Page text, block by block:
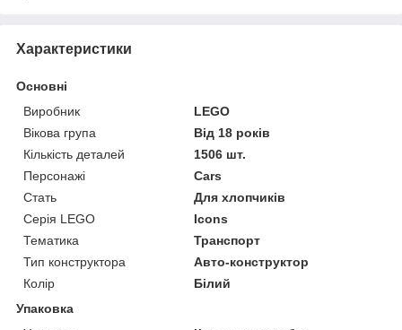
Характеристики
Основні
Виробник
LEGO
Вікова група
Від 18 років
Кількість деталей
1506 шт.
Персонажі
Cars
Стать
Для хлопчиків
Серія LEGO
Icons
Тематика
Транспорт
Тип конструктора
Авто-конструктор
Колір
Білий
Упаковка